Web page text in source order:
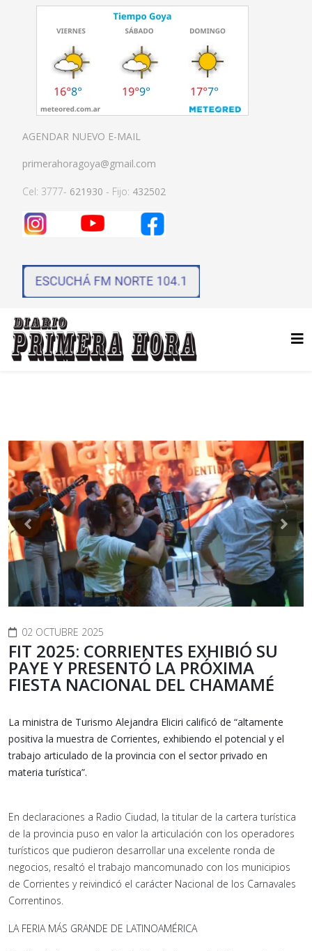
AGENDAR NUEVO E-MAIL
primerahoragoya@gmail.com
Cel: 3777- 621930 - Fijo: 432502
Previous
02 OCTUBRE 2025
FIT 2025: CORRIENTES EXHIBIÓ SU
PAYE Y PRESENTÓ LA PRÓXIMA
FIESTA NACIONAL DEL CHAMAMÉ
La ministra de Turismo Alejandra Eliciri calificó de “altamente
positiva la muestra de Corrientes, exhibiendo el potencial y el
trabajo articulado de la provincia con el sector privado en
materia turística”.
En declaraciones a Radio Ciudad, la titular de la cartera turística
de la provincia puso en valor la articulación con los operadores
turísticos que pudieron desarrollar una excelente ronda de
negocios, resaltó el trabajo mancomunado con los municipios
de Corrientes y reivindicó el carácter Nacional de los Carnavales
Correntinos.
LA FERIA MÁS GRANDE DE LATINOAMÉRICA